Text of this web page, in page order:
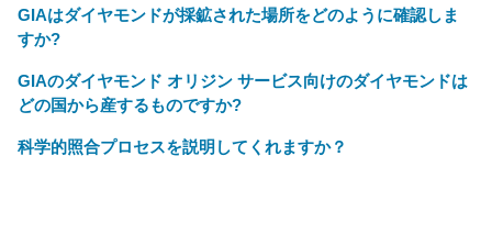
GIAはダイヤモンドが採鉱された場所をどのように確認しま
すか?
GIAのダイヤモンド オリジン サービス向けのダイヤモンドは
どの国から産するものですか?
科学的照合プロセスを説明してくれますか？